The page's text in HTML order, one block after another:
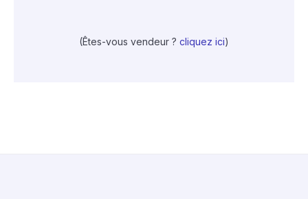
(Êtes-vous vendeur ? cliquez ici)